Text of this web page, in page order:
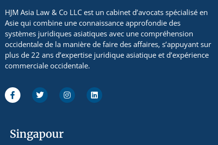
HJM Asia Law & Co LLC est un cabinet d’avocats spécialisé en
Asie qui combine une connaissance approfondie des
systèmes juridiques asiatiques avec une compréhension
occidentale de la manière de faire des affaires, s’appuyant sur
plus de 22 ans d’expertise juridique asiatique et d’expérience
commerciale occidentale.
Singapour